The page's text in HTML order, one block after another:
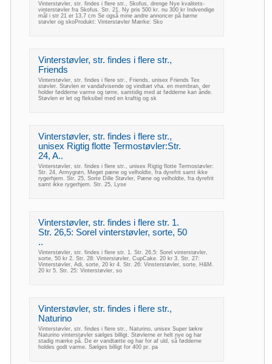
Vinterstøvler, str. findes i flere str., Skofus, drenge Nye kvalitets-
vinterstøvler fra Skofus. Str. 21. Ny pris 500 kr. nu 300 kr Indvendige
mål i str 21 er 13,7 cm Se også mine andre annoncer på børne
støvler og skoProdukt: Vinterstøvler Mærke: Sko
Vinterstøvler, str. findes i flere str.,
Friends
Vinterstøvler, str. findes i flere str., Friends, unisex Friends Tex
støvler. Støvlen er vandafvisende og vindtæt vha. en membran, der
holder fødderne varme og tørre, samtidig med at fødderne kan ånde.
Støvlen er let og fleksibel med en kraftig og sk
Vinterstøvler, str. findes i flere str.,
unisex Rigtig flotte Termostøvler:Str.
24, A..
Vinterstøvler, str. findes i flere str., unisex Rigtig flotte Termostøvler:
Str. 24, Armygrøn, Meget pæne og velholdte, fra dyrefrit samt ikke
rygerhjem. Str. 25, Sorte Dille Støvler, Pæne og velholdte, fra dyrefrit
samt ikke rygerhjem. Str. 25, Lyse
Vinterstøvler, str. findes i flere str. 1.
Str. 26,5: Sorel vinterstøvler, sorte, 50
..
Vinterstøvler, str. findes i flere str. 1. Str. 26,5: Sorel vinterstøvler,
sorte, 50 kr 2. Str. 28: Vinterstøvler, CupCake. 20 kr 3. Str. 27:
Vinterstøvler, Adi, sorte, 20 kr 4. Str. 26: Vinsterstøvler, sorte, H&M.
20 kr 5. Str. 25: Vinterstøvler, so
Vinterstøvler, str. findes i flere str.,
Naturino
Vinterstøvler, str. findes i flere str., Naturino, unisex Super lækre
Naturino vinterstøvler sælges billigt. Støvlerne er helt nye og har
stadig mærke på. De er vandtætte og har for af uld, så fødderne
holdes godt varme. Sælges billigt for 400 pr. pa